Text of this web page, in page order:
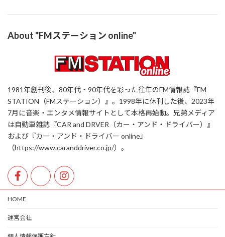
About "FMステーション online"
1981年創刊後、80年代・90年代を彩った往年のFM情報誌『FM
STATION（FMステーション）』。1998年に休刊した後、2023年
7月に音楽・エンタメ情報サイトとして本格再始動。兄弟メディア
は自動車雑誌『CAR and DRVER（カー・アンド・ドライバー）』
および『カー・アンド・ドライバー online』
（https://www.caranddriver.co.jp/）。
HOME
運営会社